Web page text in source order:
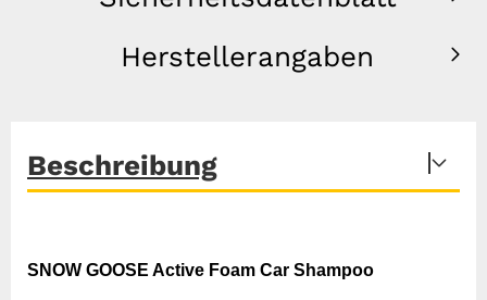
Herstellerangaben
Beschreibung
SNOW GOOSE Active Foam Car Shampoo